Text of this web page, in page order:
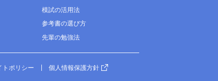
模試の活用法
参考書の選び方
先輩の勉強法
トポリシー 個人情報保護方針